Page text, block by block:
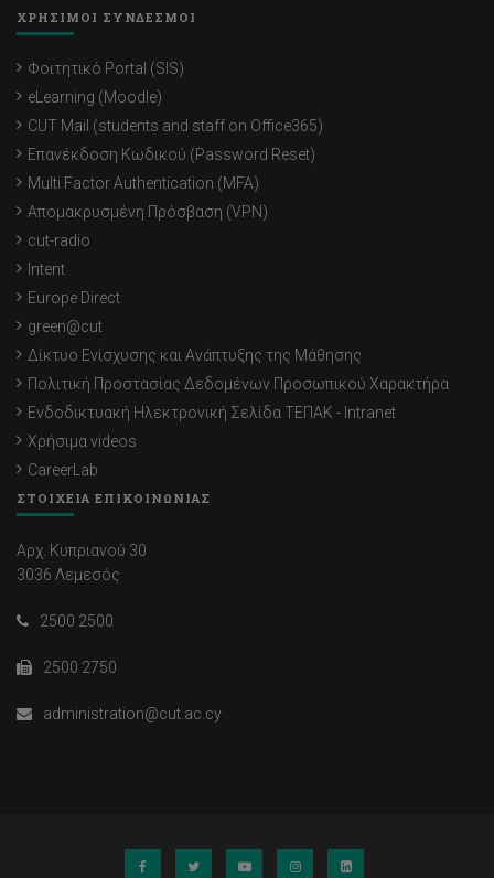
ΧΡΗΣΙΜΟΙ ΣΥΝΔΕΣΜΟΙ
Φοιτητικό Portal (SIS)
eLearning (Moodle)
CUT Mail (students and staff on Office365)
Επανέκδοση Κωδικού (Password Reset)
Multi Factor Authentication (MFA)
Απομακρυσμένη Πρόσβαση (VPN)
cut-radio
Intent
Europe Direct
green@cut
Δίκτυο Ενίσχυσης και Ανάπτυξης της Μάθησης
Πολιτική Προστασίας Δεδομένων Προσωπικού Χαρακτήρα
Ενδοδικτυακή Ηλεκτρονική Σελίδα ΤΕΠΑΚ - Intranet
Χρήσιμα videos
CareerLab
ΣΤΟΙΧΕΙΑ ΕΠΙΚΟΙΝΩΝΙΑΣ
Αρχ. Κυπριανού 30
3036 Λεμεσός
2500 2500
2500 2750
administration@cut.ac.cy